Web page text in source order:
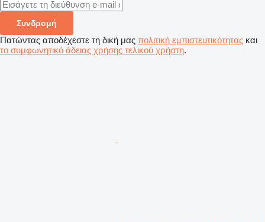
Συνδρομή
Πατώντας αποδέχεστε τη δική μας πολιτική εμπιστευτικότητας και
το συμφωνητικό άδειας χρήσης τελικού χρήστη.